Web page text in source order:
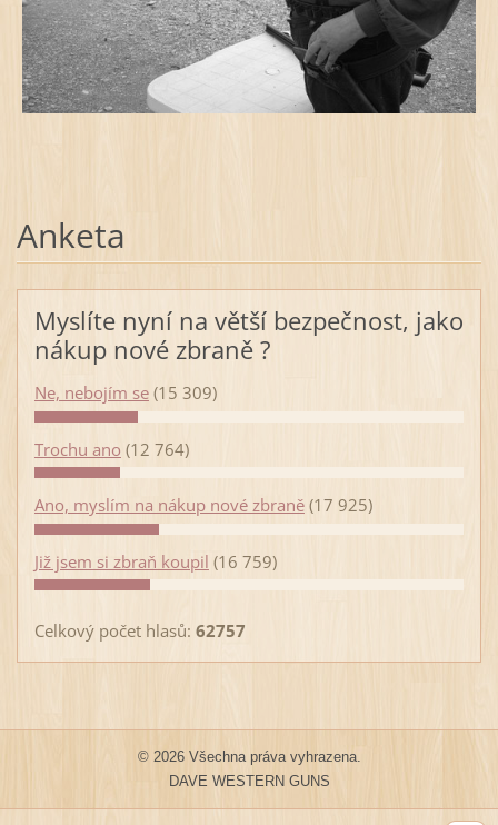
Anketa
Myslíte nyní na větší bezpečnost, jako
nákup nové zbraně ?
Ne, nebojím se (15 309)
Trochu ano (12 764)
Ano, myslím na nákup nové zbraně (17 925)
Již jsem si zbraň koupil (16 759)
Celkový počet hlasů: 62757
© 2026 Všechna práva vyhrazena.
DAVE WESTERN GUNS